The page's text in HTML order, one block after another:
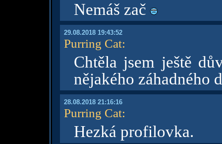
Nemáš zač
29.08.2018 19:43:52
Purring Cat:
Chtěla jsem ještě
nějakého záhadného
28.08.2018 21:16:16
Purring Cat:
Hezká profilovka.